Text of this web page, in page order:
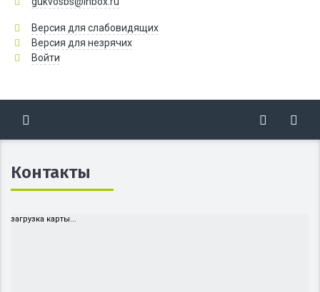
Версия для слабовидящих
Версия для незрячих
Войти
Контакты
загрузка карты...